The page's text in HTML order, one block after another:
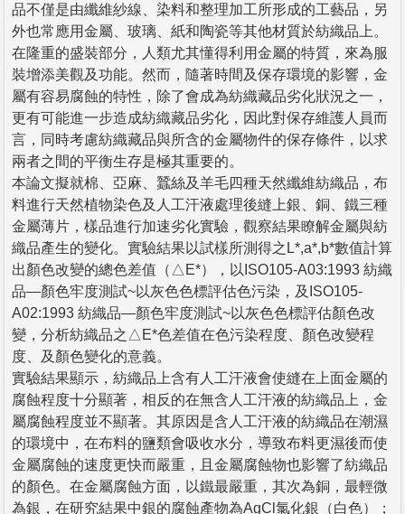
品不僅是由纖維紗線、染料和整理加工所形成的工藝品，另
外也常應用金屬、玻璃、紙和陶瓷等其他材質於紡織品上。
在隆重的盛裝部分，人類尤其懂得利用金屬的特質，來為服
裝增添美觀及功能。然而，隨著時間及保存環境的影響，金
屬有容易腐蝕的特性，除了會成為紡織藏品劣化狀況之一，
更有可能進一步造成紡織藏品劣化，因此對保存維護人員而
言，同時考慮紡織藏品與所含的金屬物件的保存條件，以求
兩者之間的平衡生存是極其重要的。
本論文擬就棉、亞麻、蠶絲及羊毛四種天然纖維紡織品，布
料進行天然植物染色及人工汗液處理後縫上銀、銅、鐵三種
金屬薄片，樣品進行加速劣化實驗，觀察結果瞭解金屬與紡
織品產生的變化。實驗結果以試樣所測得之L*,a*,b*數值計算
出顏色改變的總色差值（△E*），以ISO105-A03:1993 紡織
品—顏色牢度測試~以灰色色標評估色污染，及ISO105-
A02:1993 紡織品—顏色牢度測試~以灰色色標評估顏色改
變，分析紡織品之△E*色差值在色污染程度、顏色改變程
度、及顏色變化的意義。
實驗結果顯示，紡織品上含有人工汗液會使縫在上面金屬的
腐蝕程度十分顯著，相反的在無含人工汗液的紡織品上，金
屬腐蝕程度並不顯著。其原因是含人工汗液的紡織品在潮濕
的環境中，在布料的鹽類會吸收水分，導致布料更濕後而使
金屬腐蝕的速度更快而嚴重，且金屬腐蝕物也影響了紡織品
的顏色。在金屬腐蝕方面，以鐵最嚴重，其次為銅，最輕微
為銀，在研究結果中銀的腐蝕產物為AgCl氯化銀（白色）；